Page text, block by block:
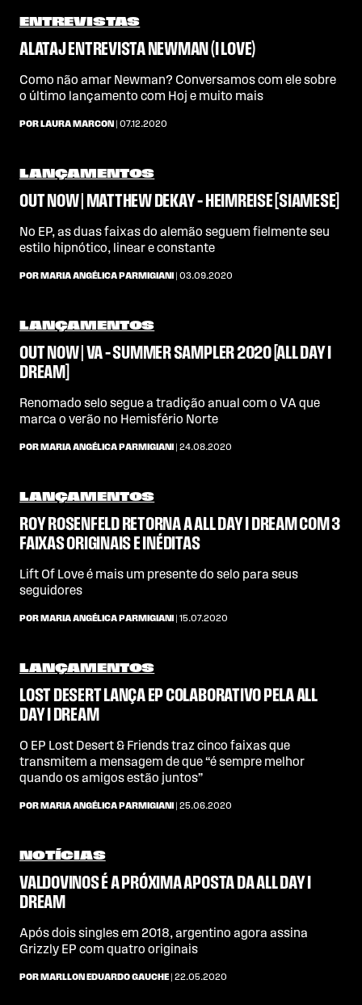
ENTREVISTAS
ALATAJ ENTREVISTA NEWMAN (I LOVE)
Como não amar Newman? Conversamos com ele sobre
o último lançamento com Hoj e muito mais
POR LAURA MARCON | 07.12.2020
LANÇAMENTOS
OUT NOW | MATTHEW DEKAY – HEIMREISE [SIAMESE]
No EP, as duas faixas do alemão seguem fielmente seu
estilo hipnótico, linear e constante
POR MARIA ANGÉLICA PARMIGIANI | 03.09.2020
LANÇAMENTOS
OUT NOW | VA – SUMMER SAMPLER 2020 [ALL DAY I
DREAM]
Renomado selo segue a tradição anual com o VA que
marca o verão no Hemisfério Norte
POR MARIA ANGÉLICA PARMIGIANI | 24.08.2020
LANÇAMENTOS
ROY ROSENFELD RETORNA A ALL DAY I DREAM COM 3
FAIXAS ORIGINAIS E INÉDITAS
Lift Of Love é mais um presente do selo para seus
seguidores
POR MARIA ANGÉLICA PARMIGIANI | 15.07.2020
LANÇAMENTOS
LOST DESERT LANÇA EP COLABORATIVO PELA ALL
DAY I DREAM
O EP Lost Desert & Friends traz cinco faixas que
transmitem a mensagem de que “é sempre melhor
quando os amigos estão juntos”
POR MARIA ANGÉLICA PARMIGIANI | 25.06.2020
NOTÍCIAS
VALDOVINOS É A PRÓXIMA APOSTA DA ALL DAY I
DREAM
Após dois singles em 2018, argentino agora assina
Grizzly EP com quatro originais
POR MARLLON EDUARDO GAUCHE | 22.05.2020